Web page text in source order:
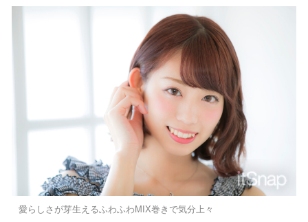
愛らしさが芽生えるふわふわMIX巻きで気分上々